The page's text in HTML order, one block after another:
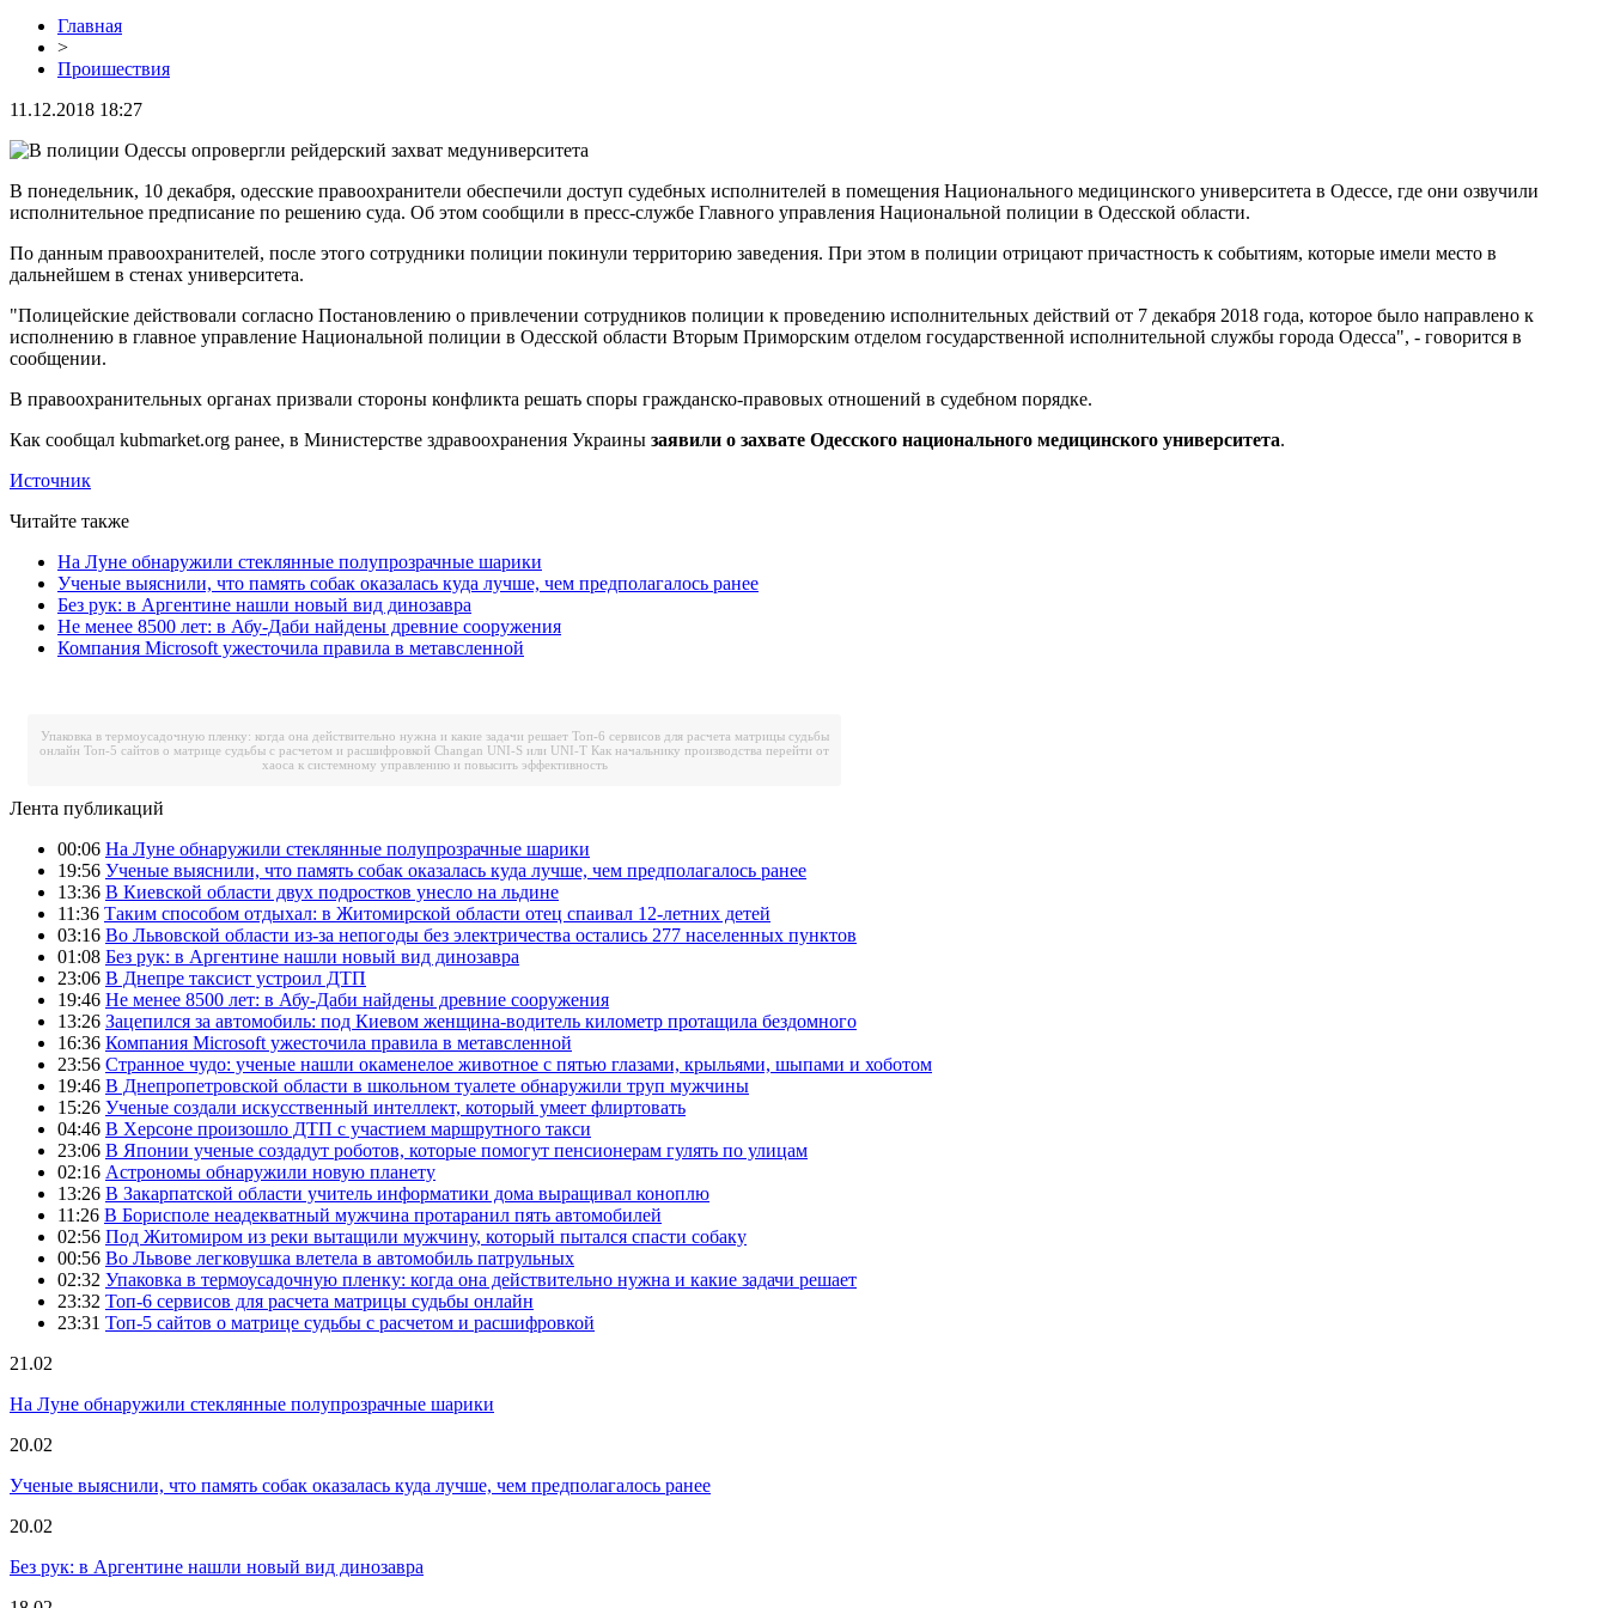
Главная
>
Проишествия
11.12.2018 18:27
В понедельник, 10 декабря, одесские правоохранители обеспечили доступ судебных исполнителей в помещения Национального медицинского университета в Одессе, где они озвучили
исполнительное предписание по решению суда. Об этом сообщили в пресс-службе Главного управления Национальной полиции в Одесской области.
По данным правоохранителей, после этого сотрудники полиции покинули территорию заведения. При этом в полиции отрицают причастность к событиям, которые имели место в
дальнейшем в стенах университета.
"Полицейские действовали согласно Постановлению о привлечении сотрудников полиции к проведению исполнительных действий от 7 декабря 2018 года, которое было направлено к
исполнению в главное управление Национальной полиции в Одесской области Вторым Приморским отделом государственной исполнительной службы города Одесса", - говорится в
сообщении.
В правоохранительных органах призвали стороны конфликта решать споры гражданско-правовых отношений в судебном порядке.
Как сообщал kubmarket.org ранее, в Министерстве здравоохранения Украины заявили о захвате Одесского национального медицинского университета.
Источник
Читайте также
На Луне обнаружили стеклянные полупрозрачные шарики
Ученые выяснили, что память собак оказалась куда лучше, чем предполагалось ранее
Без рук: в Аргентине нашли новый вид динозавра
Не менее 8500 лет: в Абу-Даби найдены древние сооружения
Компания Microsoft ужесточила правила в метавсленной
Упаковка в термоусадочную пленку: когда она действительно нужна и какие задачи решает Топ-6 сервисов для расчета матрицы судьбы
онлайн Топ-5 сайтов о матрице судьбы с расчетом и расшифровкой Changan UNI-S или UNI-T Как начальнику производства перейти от
хаоса к системному управлению и повысить эффективность
Лента публикаций
00:06 На Луне обнаружили стеклянные полупрозрачные шарики
19:56 Ученые выяснили, что память собак оказалась куда лучше, чем предполагалось ранее
13:36 В Киевской области двух подростков унесло на льдине
11:36 Таким способом отдыхал: в Житомирской области отец спаивал 12-летних детей
03:16 Во Львовской области из-за непогоды без электричества остались 277 населенных пунктов
01:08 Без рук: в Аргентине нашли новый вид динозавра
23:06 В Днепре таксист устроил ДТП
19:46 Не менее 8500 лет: в Абу-Даби найдены древние сооружения
13:26 Зацепился за автомобиль: под Киевом женщина-водитель километр протащила бездомного
16:36 Компания Microsoft ужесточила правила в метавсленной
23:56 Странное чудо: ученые нашли окаменелое животное с пятью глазами, крыльями, шыпами и хоботом
19:46 В Днепропетровской области в школьном туалете обнаружили труп мужчины
15:26 Ученые создали искусственный интеллект, который умеет флиртовать
04:46 В Херсоне произошло ДТП с участием маршрутного такси
23:06 В Японии ученые создадут роботов, которые помогут пенсионерам гулять по улицам
02:16 Астрономы обнаружили новую планету
13:26 В Закарпатской области учитель информатики дома выращивал коноплю
11:26 В Борисполе неадекватный мужчина протаранил пять автомобилей
02:56 Под Житомиром из реки вытащили мужчину, который пытался спасти собаку
00:56 Во Львове легковушка влетела в автомобиль патрульных
02:32 Упаковка в термоусадочную пленку: когда она действительно нужна и какие задачи решает
23:32 Топ-6 сервисов для расчета матрицы судьбы онлайн
23:31 Топ-5 сайтов о матрице судьбы с расчетом и расшифровкой
21.02
На Луне обнаружили стеклянные полупрозрачные шарики
20.02
Ученые выяснили, что память собак оказалась куда лучше, чем предполагалось ранее
20.02
Без рук: в Аргентине нашли новый вид динозавра